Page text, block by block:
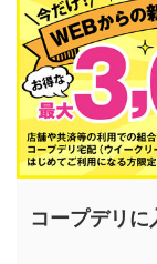
コープデリ